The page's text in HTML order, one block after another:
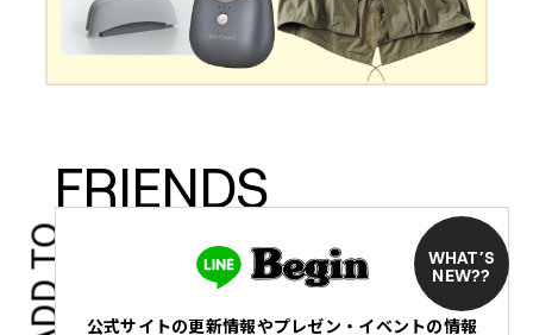
WHAT’S
NEW??
ADD TO
FRIENDS
公式サイトの更新情報やプレゼン・イベントの情報